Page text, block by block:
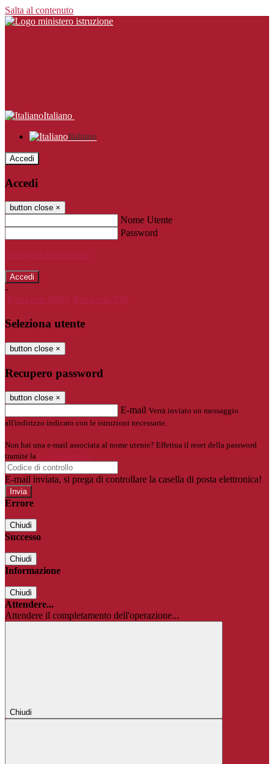
Salta al contenuto
Italiano
Italiano
Accedi
Accedi
button close ×
Nome Utente
Password
Password dimenticata?
-
Entra con SPID
Entra con CIE
Seleziona utente
button close ×
Recupero password
button close ×
E-mail Verrà inviato un messaggio
all'indirizzo indicato con le istruzioni necessarie.
Non hai una e-mail associata al nome utente? Effettua il reset della password
tramite la
Login Spaggiari
E-mail inviata, si prega di controllare la casella di posta elettronica!
Errore
Chiudi
Successo
Chiudi
Informazione
Chiudi
Attendere...
Attendere il completamento dell'operazione...
Chiudi